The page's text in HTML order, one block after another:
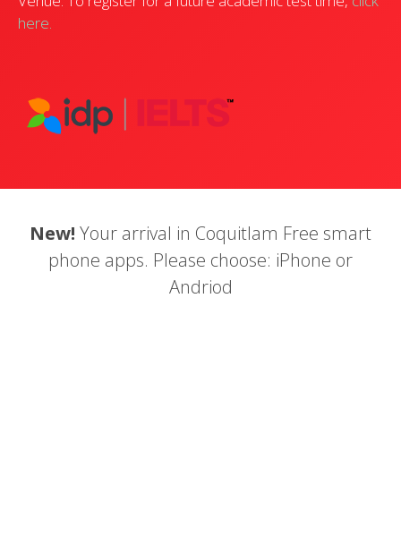
here.
New! Your arrival in Coquitlam Free smart
phone apps. Please choose: iPhone or
Andriod